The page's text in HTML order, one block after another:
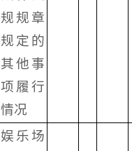
规规章
规定的
其他事
项履行
情况
娱乐场